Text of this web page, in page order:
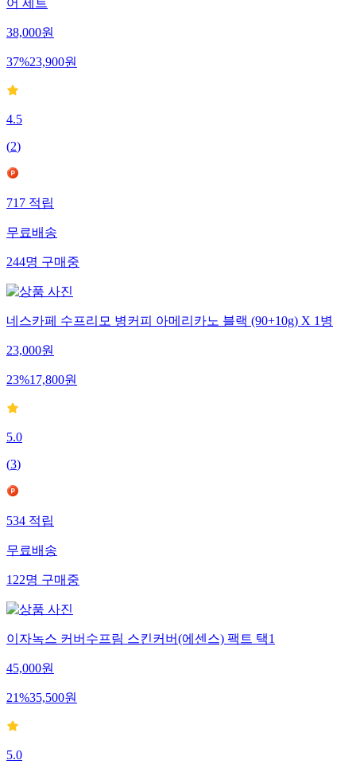
어 세트
38,000원
37%23,900원
4.5
(2)
717적립
무료배송
244명구매중
네스카페 수프리모 병커피 아메리카노 블랙 (90+10g) X 1병
23,000원
23%17,800원
5.0
(3)
534적립
무료배송
122명구매중
이자녹스 커버수프림 스킨커버(에센스) 팩트 택1
45,000원
21%35,500원
5.0